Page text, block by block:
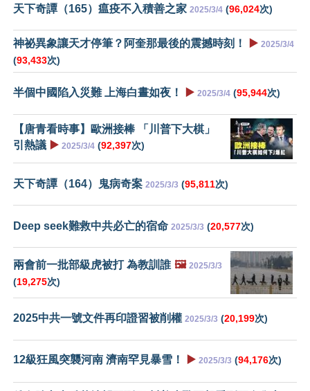
天下奇譚（165）瘟疫不入積善之家 2025/3/4 (96,024次)
神祕異象讓天才停筆？阿奎那最後的震撼時刻！ ▶️ 2025/3/4
(93,433次)
半個中國陷入災難 上海白晝如夜！ ▶️ 2025/3/4 (95,944次)
【唐青看時事】歐洲接棒 「川普下大棋」
引熱議 ▶️ 2025/3/4 (92,397次)
天下奇譚（164）鬼病奇案 2025/3/3 (95,811次)
Deep seek難救中共必亡的宿命 2025/3/3 (20,577次)
兩會前一批部級虎被打 為教訓誰 🖼️ 2025/3/3
(19,275次)
2025中共一號文件再印證習被削權 2025/3/3 (20,199次)
12級狂風突襲河南 濟南罕見暴雪！ ▶️ 2025/3/3 (94,176次)